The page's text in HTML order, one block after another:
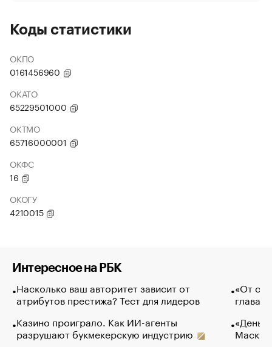
Коды статистики
ОКПО
0161456960
ОКАТО
65229501000
ОКТМО
65716000001
ОКФС
16
ОКОГУ
4210015
Интересное на РБК
Насколько ваш авторитет зависит от
атрибутов престижа? Тест для лидеров
Казино проиграло. Как ИИ-агенты
разрушают букмекерскую индустрию
«От
глава
Маск в